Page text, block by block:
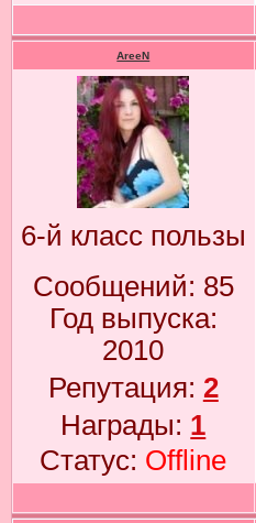
AreeN
6-й класс пользы
Сообщений: 85
Год выпуска:
2010
Репутация: 2
Награды: 1
Статус: Offline